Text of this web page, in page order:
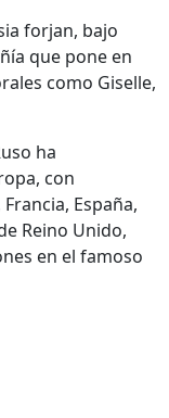
forjan, bajo
que pone en
como Giselle,
ha
con
España,
Reino Unido,
en el famoso